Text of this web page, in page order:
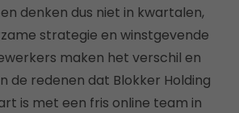
denken dus niet in kwartalen,
strategie en winstgevende
maken het verschil en
de redenen dat Blokker Holding
is met een fris online team in